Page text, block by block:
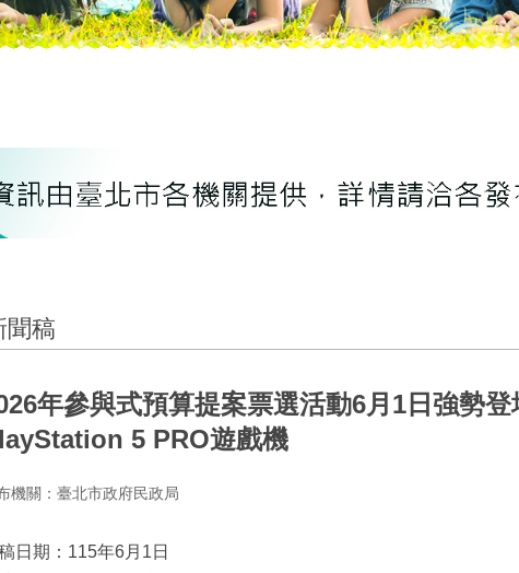
聞稿
年參與式預算提案票選活動6月1日強勢
5 PRO遊戲機
機關：臺北市政府民政局
日期：115年6月1日